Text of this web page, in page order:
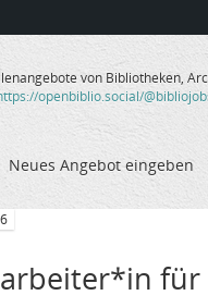
von Bibliotheken,
openbiblio.social/
Neues Angebot eingeben
für